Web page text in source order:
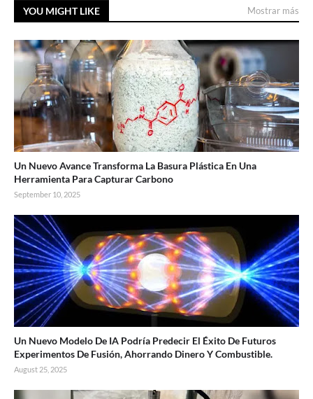
YOU MIGHT LIKE Mostrar más
Un Nuevo Avance Transforma La Basura Plástica En Una
Herramienta Para Capturar Carbono
September 10, 2025
Un Nuevo Modelo De IA Podría Predecir El Éxito De Futuros
Experimentos De Fusión, Ahorrando Dinero Y Combustible.
August 25, 2025